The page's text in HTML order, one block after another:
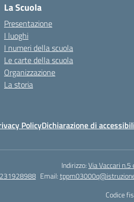
La Scuola
Presentazione
I luoghi
I numeri della scuola
Le carte della scuola
Organizzazione
La storia
PolicyDichiarazione di
Indirizzo:Via Vaccari
Email:
Codice